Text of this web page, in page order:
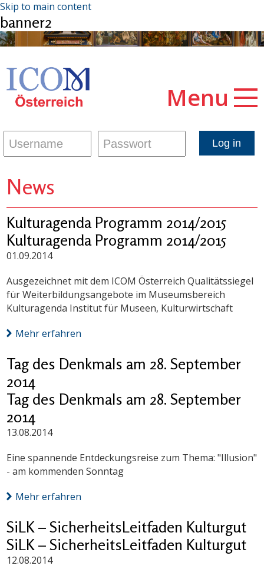
Skip to main content
banner2
Menu
News
Kulturagenda Programm 2014/2015
Kulturagenda Programm 2014/2015
01.09.2014
Ausgezeichnet mit dem ICOM Österreich Qualitätssiegel
für Weiterbildungsangebote im Museumsbereich
Kulturagenda Institut für Museen, Kulturwirtschaft
Mehr erfahren
Tag des Denkmals am 28. September
2014
Tag des Denkmals am 28. September
2014
13.08.2014
Eine spannende Entdeckungsreise zum Thema: "Illusion"
- am kommenden Sonntag
Mehr erfahren
SiLK – SicherheitsLeitfaden Kulturgut
SiLK – SicherheitsLeitfaden Kulturgut
12.08.2014